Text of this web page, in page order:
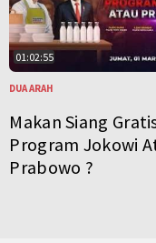
01:02:55
DUA ARAH
Makan Siang
Program Jokowi
Prabowo ?